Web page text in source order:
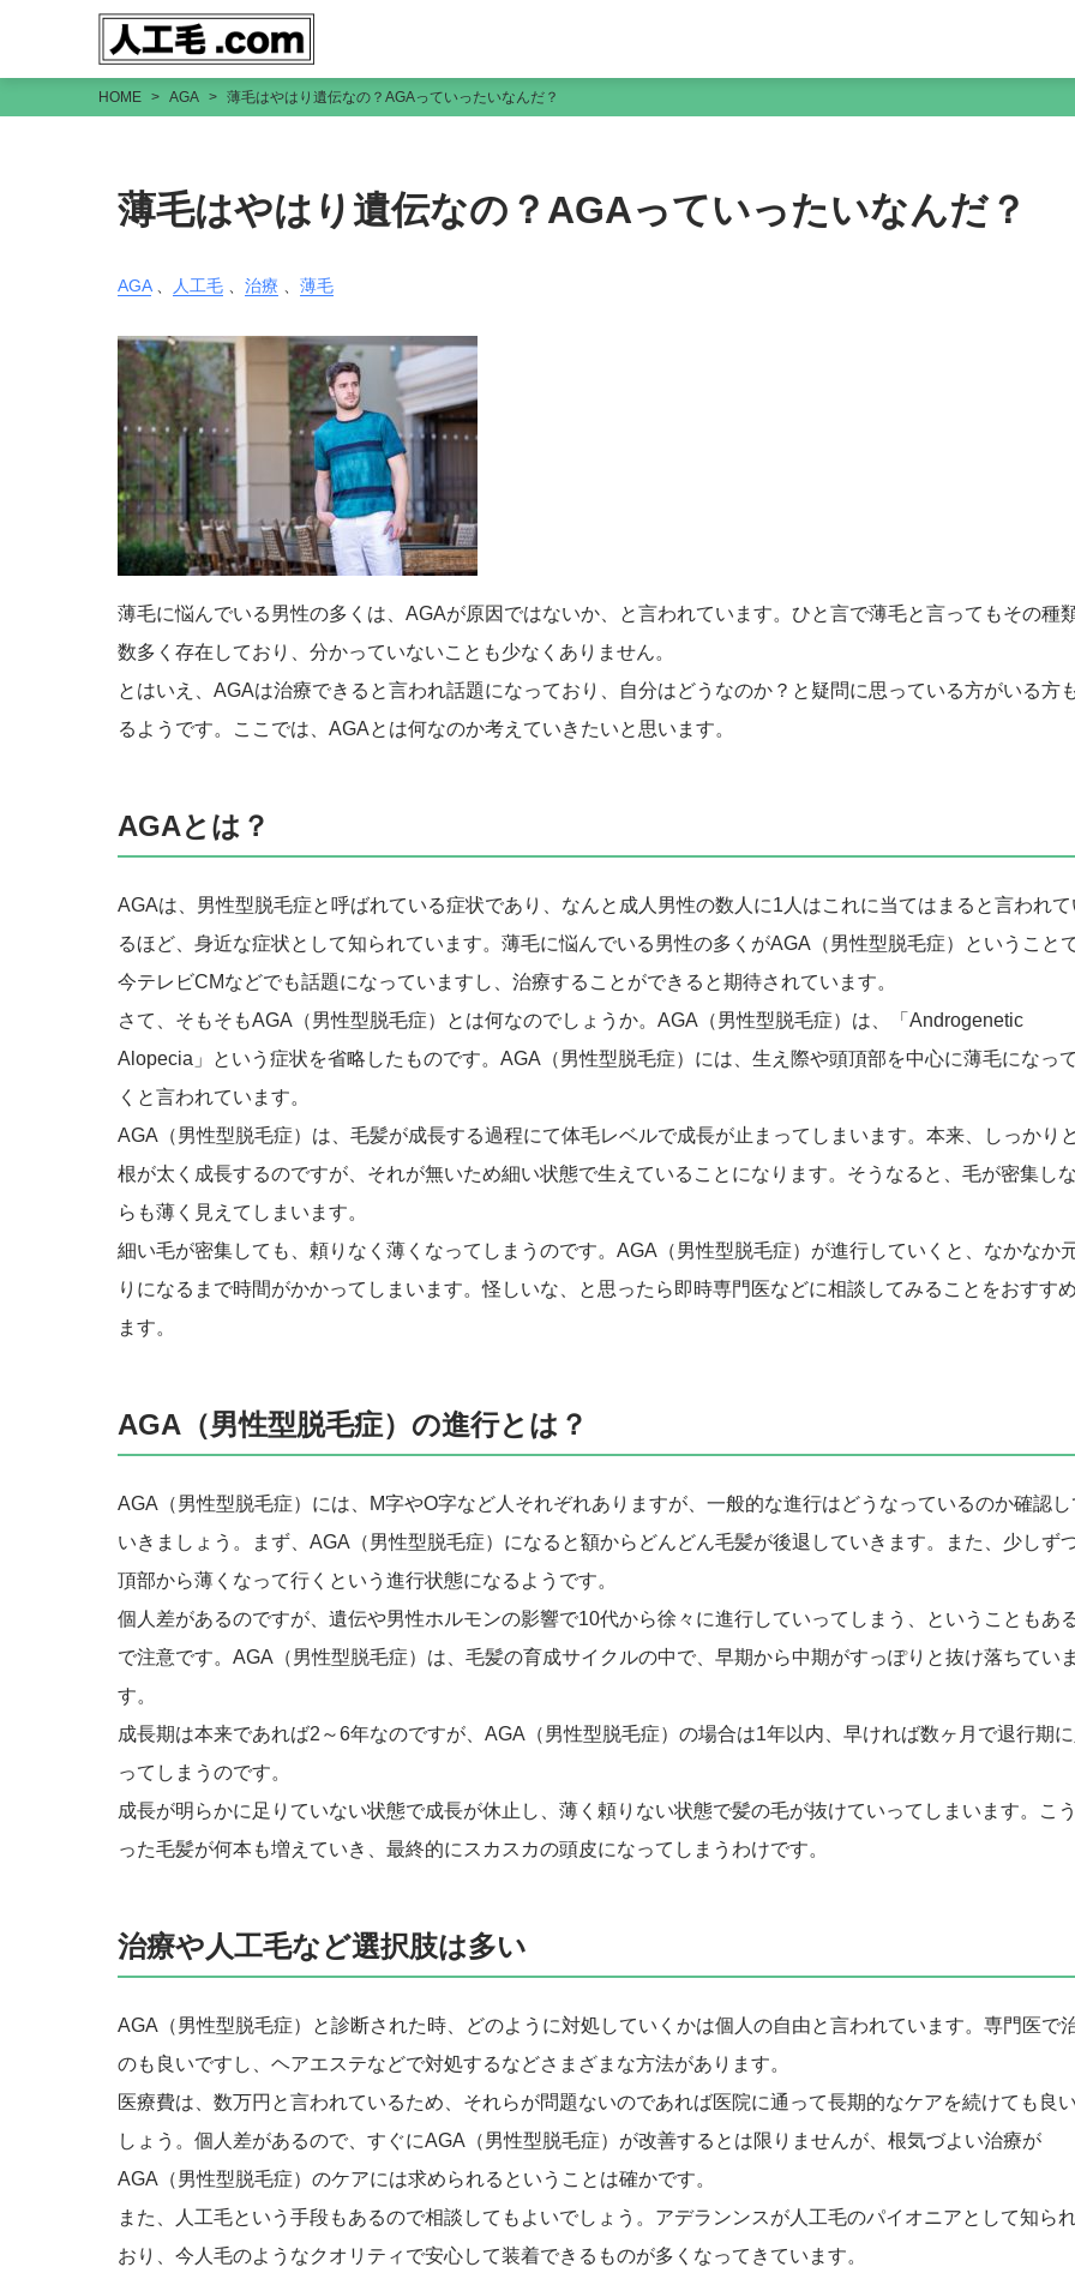
HOME AGA 薄毛はやはり遺伝なの？AGAっていったいなんだ？
薄毛はやはり遺伝なの？AGAっていったいなんだ？
AGA、 人工毛 治療 薄毛
薄毛に悩んでいる男性の多くは、AGAが原因ではないか、と言われています。ひと言で薄毛と言ってもその種
数多く存在しており、分かっていないことも少なくありません。
とはいえ、AGAは治療できると言われ話題になっており、自分はどうなのか？と疑問に思っている方がいる方
るようです。ここでは、AGAとは何なのか考えていきたいと思います。
AGAとは？
AGAは、男性型脱毛症と呼ばれている症状であり、なんと成人男性の数人に1人はこれに当てはまると言われて
るほど、身近な症状として知られています。薄毛に悩んでいる男性の多くがAGA（男性型脱毛症）ということで
今テレビCMなどでも話題になっていますし、治療することができると期待されています。
さて、そもそもAGA（男性型脱毛症）とは何なのでしょうか。AGA（男性型脱毛症）は、「Androgenetic
Alopecia」という症状を省略したものです。AGA（男性型脱毛症）には、生え際や頭頂部を中心に薄毛になっ
くと言われています。
AGA（男性型脱毛症）は、毛髪が成長する過程にて体毛レベルで成長が止まってしまいます。本来、しっかり
根が太く成長するのですが、それが無いため細い状態で生えていることになります。そうなると、毛が密集し
らも薄く見えてしまいます。
細い毛が密集しても、頼りなく薄くなってしまうのです。AGA（男性型脱毛症）が進行していくと、なかなか
りになるまで時間がかかってしまいます。怪しいな、と思ったら即時専門医などに相談してみることをおすす
ます。
AGA（男性型脱毛症）の進行とは？
AGA（男性型脱毛症）には、M字やO字など人それぞれありますが、一般的な進行はどうなっているのか確認し
いきましょう。まず、AGA（男性型脱毛症）になると額からどんどん毛髪が後退していきます。また、少しず
頂部から薄くなって行くという進行状態になるようです。
個人差があるのですが、遺伝や男性ホルモンの影響で10代から徐々に進行していってしまう、ということもあ
で注意です。AGA（男性型脱毛症）は、毛髪の育成サイクルの中で、早期から中期がすっぽりと抜け落ちていま
す。
成長期は本来であれば2～6年なのですが、AGA（男性型脱毛症）の場合は1年以内、早ければ数ヶ月で退行期に
ってしまうのです。
成長が明らかに足りていない状態で成長が休止し、薄く頼りない状態で髪の毛が抜けていってしまいます。こ
った毛髪が何本も増えていき、最終的にスカスカの頭皮になってしまうわけです。
治療や人工毛など選択肢は多い
AGA（男性型脱毛症）と診断された時、どのように対処していくかは個人の自由と言われています。専門医で
のも良いですし、ヘアエステなどで対処するなどさまざまな方法があります。
医療費は、数万円と言われているため、それらが問題ないのであれば医院に通って長期的なケアを続けても良
しょう。個人差があるので、すぐにAGA（男性型脱毛症）が改善するとは限りませんが、根気づよい治療が
AGA（男性型脱毛症）のケアには求められるということは確かです。
また、人工毛という手段もあるので相談してもよいでしょう。アデランンスが人工毛のパイオニアとして知ら
おり、今人毛のようなクオリティで安心して装着できるものが多くなってきています。